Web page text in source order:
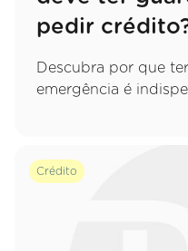
pedir
Descubra por que
emergência é
Crédito